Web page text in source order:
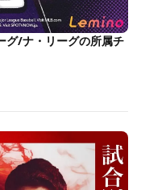
グ/ナ・リーグの所属チ